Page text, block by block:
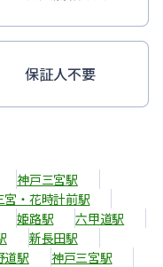
保証人不要
神戸三宮駅
宮・花時計前駅
姫路駅
六甲道駅
新長田駅
道駅
神戸三宮駅